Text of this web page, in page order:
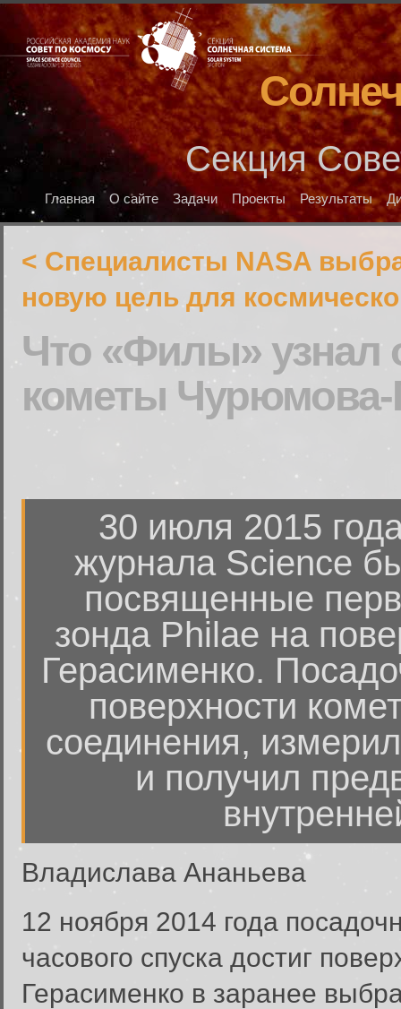
Секция
Главная О сайте Задачи Проекты Результаты
< Специалисты NASA
новую цель для
Что «Филы» узнал
кометы Чурюмова-
30 июля 2015
журнала Science
посвященные
зонда Philae на
Герасименко.
поверхности
соединения,
и получил
Владислава Ананьева
12 ноября 2014 года
часового спуска достиг
Герасименко в заранее